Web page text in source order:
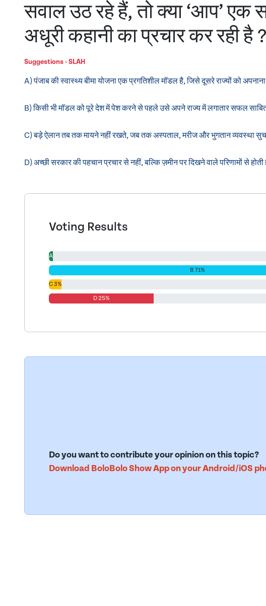
सवाल उठ रहे हैं, तो क्या ‘आप’
अधूरी कहानी का प्रचार कर रही है ?
Suggestions - SLAH
A) पंजाब की स्वास्थ्य बीमा योजना एक प्रगतिशील मॉडल है, जिसे दूसरे राज्यों को अपनाना
B) किसी भी मॉडल को पूरे देश में पेश करने से पहले उसे अपने राज्य में लगातार सफल साबित
C) बड़े ऐलान तब तक मायने नहीं रखते, जब तक अस्पताल, मरीज और भुगतान व्यवस्था
D) अच्छी सरकार की पहचान प्रचार से नहीं, बल्कि ज़मीन पर दिखने वाले परिणामों से होती
Voting Results
A 1%
B 71%
C 3%
D 25%
Do you want to contribute your opinion on this topic?
Download BoloBolo Show App on your Android/iOS